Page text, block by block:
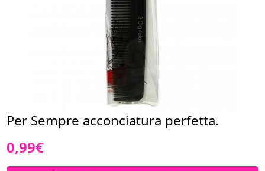
Per Sempre acconciatura perfetta.
0,99€